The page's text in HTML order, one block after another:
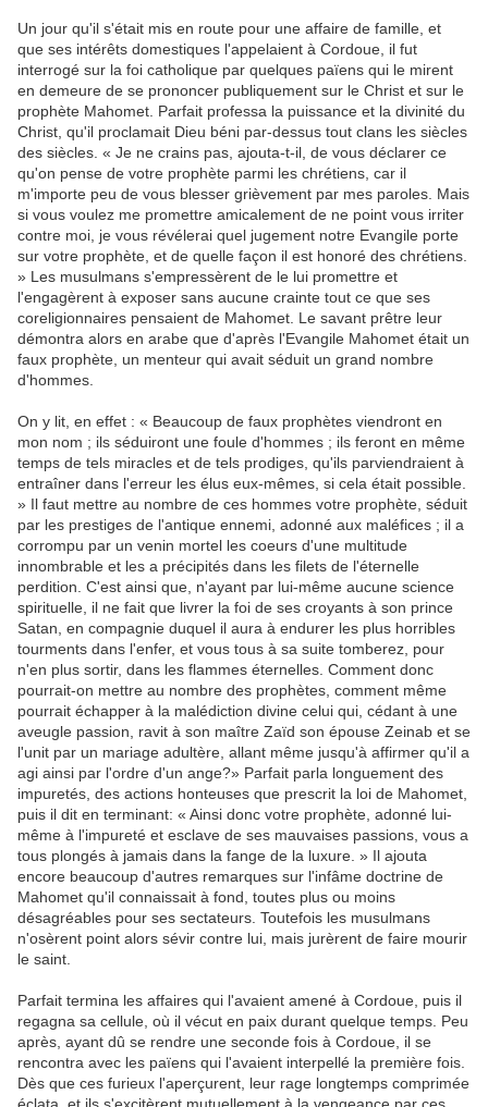
Un jour qu'il s'était mis en route pour une affaire de famille, et
que ses intérêts domestiques l'appelaient à Cordoue, il fut
interrogé sur la foi catholique par quelques païens qui le mirent
en demeure de se prononcer publiquement sur le Christ et sur le
prophète Mahomet. Parfait professa la puissance et la divinité du
Christ, qu'il proclamait Dieu béni par-dessus tout clans les siècles
des siècles. « Je ne crains pas, ajouta-t-il, de vous déclarer ce
qu'on pense de votre prophète parmi les chrétiens, car il
m'importe peu de vous blesser grièvement par mes paroles. Mais
si vous voulez me promettre amicalement de ne point vous irriter
contre moi, je vous révélerai quel jugement notre Evangile porte
sur votre prophète, et de quelle façon il est honoré des chrétiens.
» Les musulmans s'empressèrent de le lui promettre et
l'engagèrent à exposer sans aucune crainte tout ce que ses
coreligionnaires pensaient de Mahomet. Le savant prêtre leur
démontra alors en arabe que d'après l'Evangile Mahomet était un
faux prophète, un menteur qui avait séduit un grand nombre
d'hommes.
On y lit, en effet : « Beaucoup de faux prophètes viendront en
mon nom ; ils séduiront une foule d'hommes ; ils feront en même
temps de tels miracles et de tels prodiges, qu'ils parviendraient à
entraîner dans l'erreur les élus eux-mêmes, si cela était possible.
» Il faut mettre au nombre de ces hommes votre prophète, séduit
par les prestiges de l'antique ennemi, adonné aux maléfices ; il a
corrompu par un venin mortel les coeurs d'une multitude
innombrable et les a précipités dans les filets de l'éternelle
perdition. C'est ainsi que, n'ayant par lui-même aucune science
spirituelle, il ne fait que livrer la foi de ses croyants à son prince
Satan, en compagnie duquel il aura à endurer les plus horribles
tourments dans l'enfer, et vous tous à sa suite tomberez, pour
n'en plus sortir, dans les flammes éternelles. Comment donc
pourrait-on mettre au nombre des prophètes, comment même
pourrait échapper à la malédiction divine celui qui, cédant à une
aveugle passion, ravit à son maître Zaïd son épouse Zeinab et se
l'unit par un mariage adultère, allant même jusqu'à affirmer qu'il a
agi ainsi par l'ordre d'un ange?» Parfait parla longuement des
impuretés, des actions honteuses que prescrit la loi de Mahomet,
puis il dit en terminant: « Ainsi donc votre prophète, adonné lui-
même à l'impureté et esclave de ses mauvaises passions, vous a
tous plongés à jamais dans la fange de la luxure. » Il ajouta
encore beaucoup d'autres remarques sur l'infâme doctrine de
Mahomet qu'il connaissait à fond, toutes plus ou moins
désagréables pour ses sectateurs. Toutefois les musulmans
n'osèrent point alors sévir contre lui, mais jurèrent de faire mourir
le saint.
Parfait termina les affaires qui l'avaient amené à Cordoue, puis il
regagna sa cellule, où il vécut en paix durant quelque temps. Peu
après, ayant dû se rendre une seconde fois à Cordoue, il se
rencontra avec les païens qui l'avaient interpellé la première fois.
Dès que ces furieux l'aperçurent, leur rage longtemps comprimée